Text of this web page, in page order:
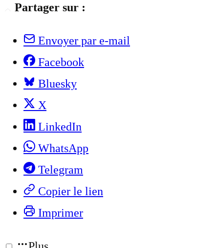
Partager sur :
Envoyer par e-mail
Facebook
Bluesky
X
LinkedIn
WhatsApp
Telegram
Copier le lien
Imprimer